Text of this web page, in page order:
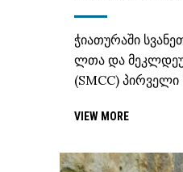
ჭიათურაში
ლთა და
(SMCC) პირველი
VIEW MORE